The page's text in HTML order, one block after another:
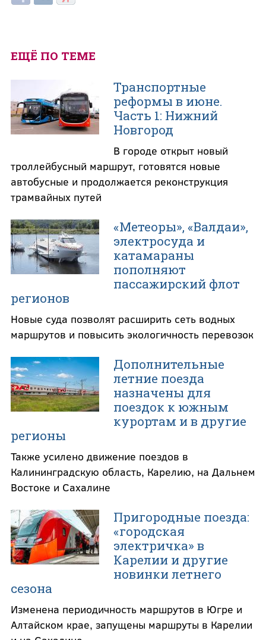
ЕЩЁ ПО ТЕМЕ
Транспортные
реформы в июне.
Часть 1: Нижний
Новгород
В городе открыт новый
троллейбусный маршрут, готовятся новые
автобусные и продолжается реконструкция
трамвайных путей
«Метеоры», «Валдаи»,
электросуда и
катамараны
пополняют
пассажирский флот
регионов
Новые суда позволят расширить сеть водных
маршрутов и повысить экологичность перевозок
Дополнительные
летние поезда
назначены для
поездок к южным
курортам и в другие
регионы
Также усилено движение поездов в
Калининградскую область, Карелию, на Дальнем
Востоке и Сахалине
Пригородные поезда:
«городская
электричка» в
Карелии и другие
новинки летнего
сезона
Изменена периодичность маршрутов в Югре и
Алтайском крае, запущены маршруты в Карелии